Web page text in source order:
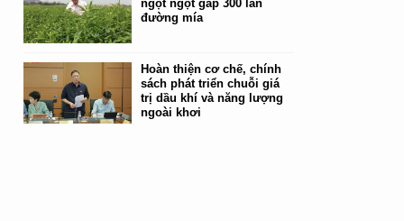
ngọt ngọt gấp 300 lần
đường mía
Hoàn thiện cơ chế, chính
sách phát triển chuỗi giá
trị dầu khí và năng lượng
ngoài khơi